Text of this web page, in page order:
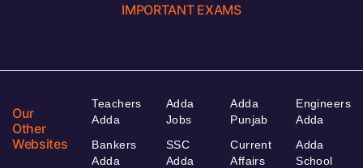
IMPORTANT EXAMS
Our
Other
Websites
Teachers
Adda
Bankers
Adda
Adda
Jobs
SSC
Adda
Adda
Punjab
Current
Affairs
Engineers
Adda
Adda
School